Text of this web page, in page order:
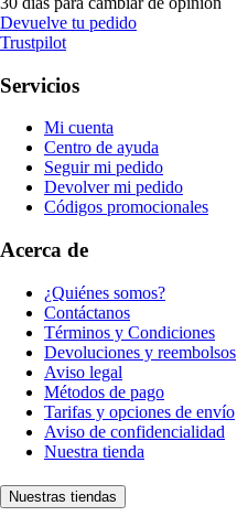
Devuelve tu pedido
Trustpilot
Servicios
Mi cuenta
Centro de ayuda
Seguir mi pedido
Devolver mi pedido
Códigos promocionales
Acerca de
¿Quiénes somos?
Contáctanos
Términos y Condiciones
Devoluciones y reembolsos
Aviso legal
Métodos de pago
Tarifas y opciones de envío
Aviso de confidencialidad
Nuestra tienda
Nuestras tiendas